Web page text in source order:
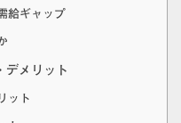
給ギャップ
デメリット
ット